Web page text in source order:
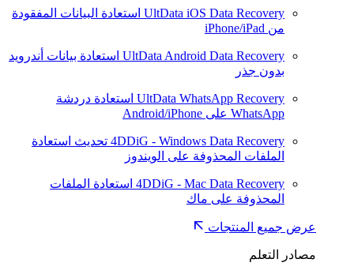
UltData iOS Data Recovery استعادة البيانات المفقودة
من iPhone/iPad
UltData Android Data Recovery استعادة بيانات أندرويد
بدون جذر
UltData WhatsApp Recovery استعادة دردشة
WhatsApp على Android/iPhone
4DDiG - Windows Data Recovery تحديث استعادة
الملفات المحذوفة على الويندوز
4DDiG - Mac Data Recovery استعادة الملفات
المحذوفة على ماك
عرض جميع المنتجات
مصادر التعلم